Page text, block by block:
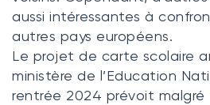
aussi intéressantes à
autres pays européens.
Le projet de carte scolaire
ministère de l’Education
rentrée 2024 prévoit